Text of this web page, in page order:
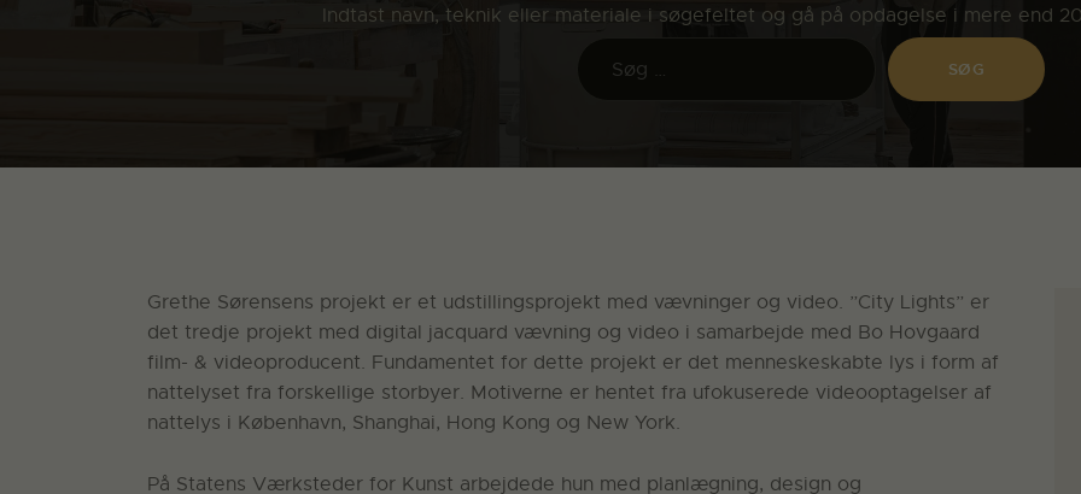
Indtast navn, teknik eller materiale i søgefeltet og gå på opdagelse i mere end
Grethe Sørensens projekt er et udstillingsprojekt med vævninger og video. ”City Lights” er
det tredje projekt med digital jacquard vævning og video i samarbejde med Bo Hovgaard
film- & videoproducent. Fundamentet for dette projekt er det menneskeskabte lys i form af
nattelyset fra forskellige storbyer. Motiverne er hentet fra ufokuserede videooptagelser af
nattelys i København, Shanghai, Hong Kong og New York.
På Statens Værksteder for Kunst arbejdede hun med planlægning, design og